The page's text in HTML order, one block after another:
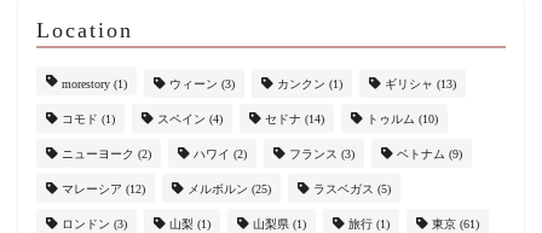
Location
morestory (1) ウィーン (3) カンクン (1) ギリシャ (13)
コモド (1) スペイン (4) セドナ (14) トゥルム (10)
ニューヨーク (2) ハワイ (2) フランス (3) ベトナム (9)
マレーシア (12) メルボルン (25) ラスベガス (5)
ロンドン (3) 山梨 (1) 山梨県 (1) 旅行 (1) 東京 (61)